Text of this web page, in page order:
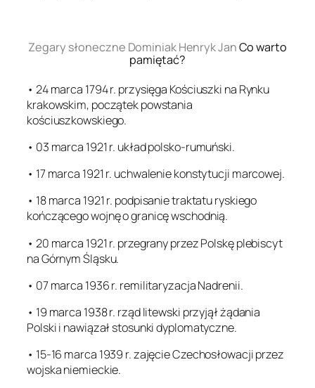
Zegary słoneczne Dominiak Henryk JanCo warto
pamiętać?
• 24 marca 1794 r. przysięga Kościuszki na Rynku
krakowskim, początek powstania
kościuszkowskiego.
• 03 marca 1921 r. układ polsko-rumuński.
• 17 marca 1921 r. uchwalenie konstytucji marcowej.
• 18 marca 1921 r. podpisanie traktatu ryskiego
kończącego wojnę o granicę wschodnią.
• 20 marca 1921 r. przegrany przez Polskę plebiscyt
na Górnym Śląsku.
• 07 marca 1936 r. remilitaryzacja Nadrenii.
• 19 marca 1938 r. rząd litewski przyjął żądania
Polski i nawiązał stosunki dyplomatyczne.
• 15-16 marca 1939 r. zajęcie Czechosłowacji przez
wojska niemieckie.